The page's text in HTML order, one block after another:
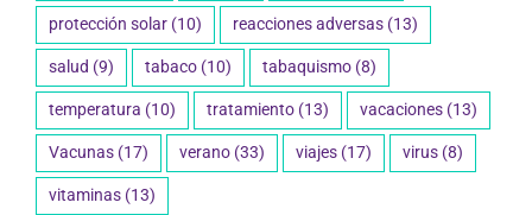
protección solar (10) reacciones adversas (13)
salud (9) tabaco (10) tabaquismo (8)
temperatura (10) tratamiento (13) vacaciones (13)
Vacunas (17) verano (33) viajes (17) virus (8)
vitaminas (13)